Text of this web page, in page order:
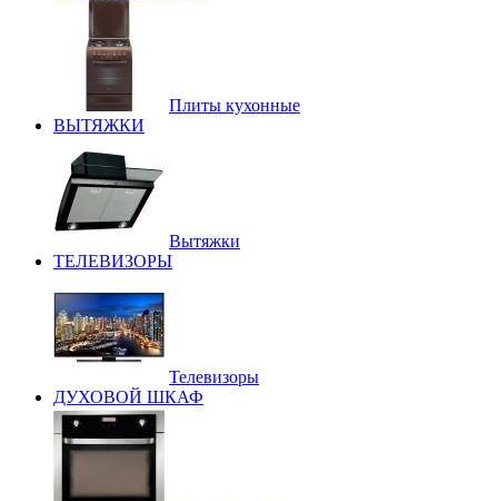
Плиты кухонные
ВЫТЯЖКИ
Вытяжки
ТЕЛЕВИЗОРЫ
Телевизоры
ДУХОВОЙ ШКАФ